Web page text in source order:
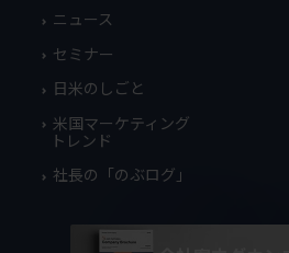
ニュース
セミナー
日米のしごと
米国マーケティング
トレンド
社長の「のぶログ」